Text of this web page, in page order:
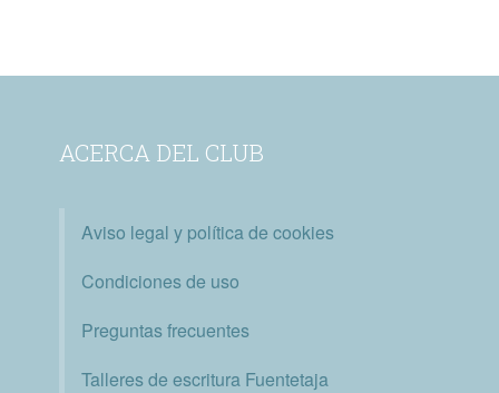
ACERCA DEL CLUB
Aviso legal y política de cookies
Condiciones de uso
Preguntas frecuentes
Talleres de escritura Fuentetaja